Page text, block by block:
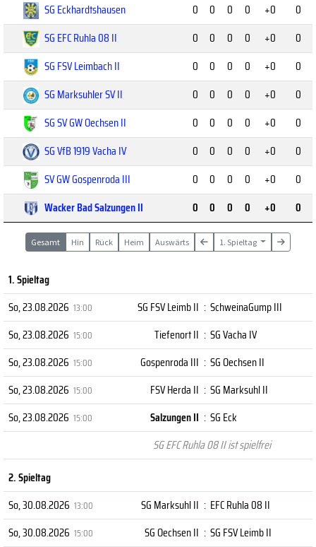
SG Eckhardtshausen
0 0 0 0 +0
0
SG EFC Ruhla 08 II
0 0 0 0 +0
0
SG FSV Leimbach II
0 0 0 0 +0
0
SG Marksuhler SV II
0 0 0 0 +0
0
SG SV GW Oechsen II
0 0 0 0 +0
0
SG VfB 1919 Vacha IV
0 0 0 0 +0
0
SV GW Gospenroda III
0 0 0 0 +0
0
Wacker Bad Salzungen II
0 0 0 0 +0 0
Gesamt Hin Rück Heim Auswärts 1. Spieltag
1. Spieltag
So, 23.08.2026 13:00 SG FSV Leimb II : SchweinaGump III
So, 23.08.2026 15:00 Tiefenort II : SG Vacha IV
So, 23.08.2026 15:00 Gospenroda III : SG Oechsen II
So, 23.08.2026 15:00 FSV Herda II : SG Marksuhl II
So, 23.08.2026 15:00 Salzungen II : SG Eck
SG EFC Ruhla 08 II ist spielfrei
2. Spieltag
So, 30.08.2026 13:00 SG Marksuhl II : EFC Ruhla 08 II
So, 30.08.2026 15:00 SG Oechsen II : SG FSV Leimb II